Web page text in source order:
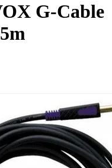
G-Cable